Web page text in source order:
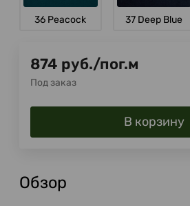
36 Peacock 37 Deep Blue
874 руб./пог.м
Под заказ
В корзину
Обзор